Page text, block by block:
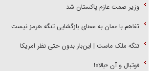
وزیر صمت عازم پاکستان شد
تفاهم با عمان به معنای بازگشایی تنگه هرمز نیست
تنگه ملک ماست | این‌بار بدون حتی نظر امریکا
فوتبال و آن «بالا»!